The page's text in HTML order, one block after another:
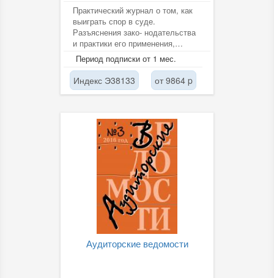
Практический журнал о том, как
выиграть спор в суде.
Разъяснения зако- нодательства
и практики его применения,
рекомендации по разрешению
арбитражных...
Период подписки от 1 мес.
Индекс Э38133 от 9864 p
Аудиторские ведомости